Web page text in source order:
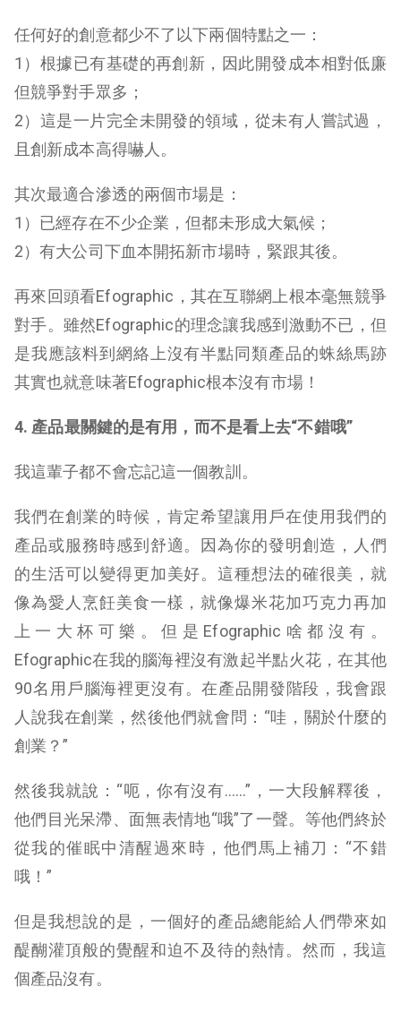
任何好的創意都少不了以下兩個特點之一：
1）根據已有基礎的再創新，因此開發成本相對低廉
但競爭對手眾多；
2）這是一片完全未開發的領域，從未有人嘗試過，
且創新成本高得嚇人。
其次最適合滲透的兩個市場是：
1）已經存在不少企業，但都未形成大氣候；
2）有大公司下血本開拓新市場時，緊跟其後。
再來回頭看Efographic，其在互聯網上根本毫無競爭
對手。雖然Efographic的理念讓我感到激動不已，但
是我應該料到網絡上沒有半點同類產品的蛛絲馬跡
其實也就意味著Efographic根本沒有市場！
4. 產品最關鍵的是有用，而不是看上去“不錯哦”
我這輩子都不會忘記這一個教訓。
我們在創業的時候，肯定希望讓用戶在使用我們的
產品或服務時感到舒適。因為你的發明創造，人們
的生活可以變得更加美好。這種想法的確很美，就
像為愛人烹飪美食一樣，就像爆米花加巧克力再加
上一大杯可樂。但是Efographic啥都沒有。
Efographic在我的腦海裡沒有激起半點火花，在其他
90名用戶腦海裡更沒有。在產品開發階段，我會跟
人說我在創業，然後他們就會問：“哇，關於什麼的
創業？”
然後我就說：“呃，你有沒有……”，一大段解釋後，
他們目光呆滯、面無表情地“哦”了一聲。等他們終於
從我的催眠中清醒過來時，他們馬上補刀：“不錯
哦！”
但是我想說的是，一個好的產品總能給人們帶來如
醍醐灌頂般的覺醒和迫不及待的熱情。然而，我這
個產品沒有。